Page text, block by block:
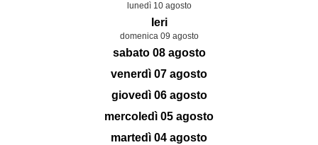
lunedì 10 agosto
Ieri
domenica 09 agosto
sabato 08 agosto
venerdì 07 agosto
giovedì 06 agosto
mercoledì 05 agosto
martedì 04 agosto